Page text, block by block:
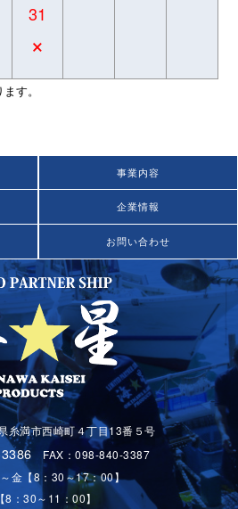
31
×
す。
事業内容
企業情報
お問い合わせ
満市西崎町４丁目13番５号
FAX：098-840-3387
金【8：30～17：00】
8：30～11：00】